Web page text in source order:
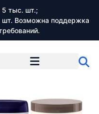
5 тыс. шт.;
шт. Возможна поддержка